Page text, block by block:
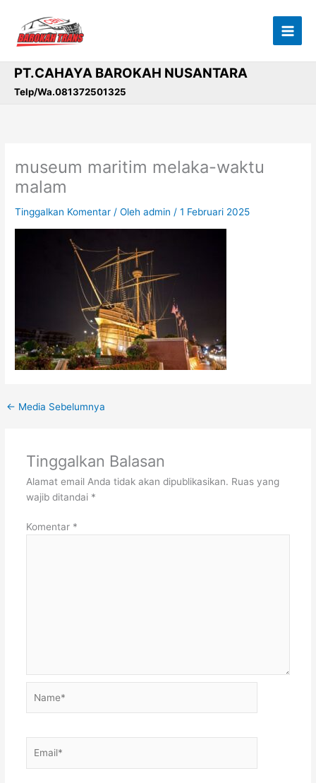
konten
PT.CAHAYA BAROKAH NUSANTARA
Telp/Wa.081372501325
museum maritim melaka-waktu
malam
Tinggalkan Komentar / Olehadmin /1 Februari 2025
← Media Sebelumnya
Tinggalkan Balasan
Alamat email Anda tidak akan dipublikasikan. Ruas yang
wajib ditandai *
Komentar *